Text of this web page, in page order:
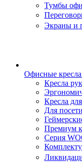
Тумбы
Экраны и
Офисные кресла
Кресла
Кресла
Для
Премиум
Серия